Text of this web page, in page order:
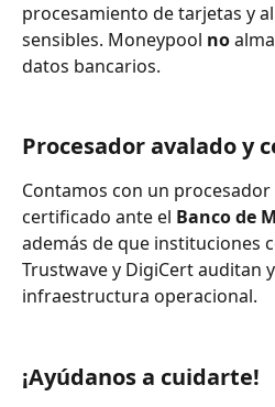
procesamiento de tarjetas y
sensibles. Moneypool no
datos bancarios.
Procesador avalado y
Contamos con un
certificado ante el Banco de
además de que instituciones
Trustwave y DigiCert auditan
infraestructura operacional.
¡Ayúdanos a cuidarte!